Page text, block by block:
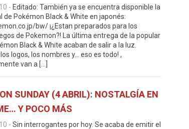
- Editado: También ya se encuentra disponible la
de Pokémon Black & White en japonés:
bw/ ¡¿Estan preparados para los
de Pokemon?! La última entrega de la popular
Black & White acaban de salir a la luz.
logos, los nombres y… eso es todo! ,
van a […]
SUNDAY (4 ABRIL): NOSTALGÍA EN
Y POCO MÁS
- Sin interrogantes por hoy. Se acaba de emitir el